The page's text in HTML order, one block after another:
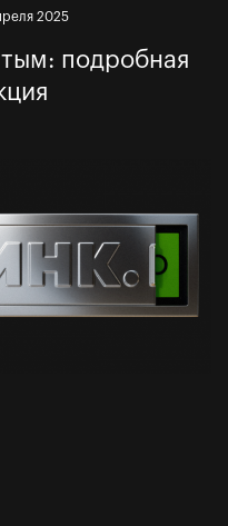
2025
подробная